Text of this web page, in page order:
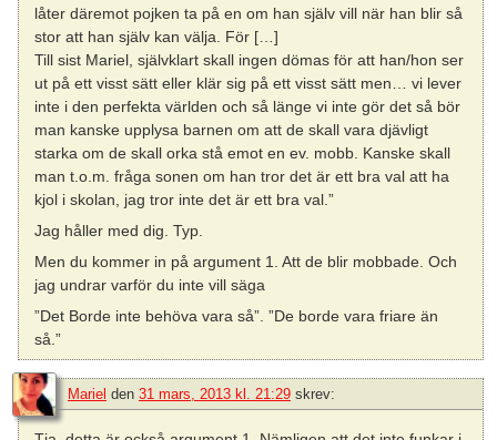
låter däremot pojken ta på en om han själv vill när han blir så
stor att han själv kan välja. För […]
Till sist Mariel, självklart skall ingen dömas för att han/hon ser
ut på ett visst sätt eller klär sig på ett visst sätt men… vi lever
inte i den perfekta världen och så länge vi inte gör det så bör
man kanske upplysa barnen om att de skall vara djävligt
starka om de skall orka stå emot en ev. mobb. Kanske skall
man t.o.m. fråga sonen om han tror det är ett bra val att ha
kjol i skolan, jag tror inte det är ett bra val.”
Jag håller med dig. Typ.
Men du kommer in på argument 1. Att de blir mobbade. Och
jag undrar varför du inte vill säga
”Det Borde inte behöva vara så”. ”De borde vara friare än
så.”
Mariel den 31 mars, 2013 kl. 21:29 skrev: